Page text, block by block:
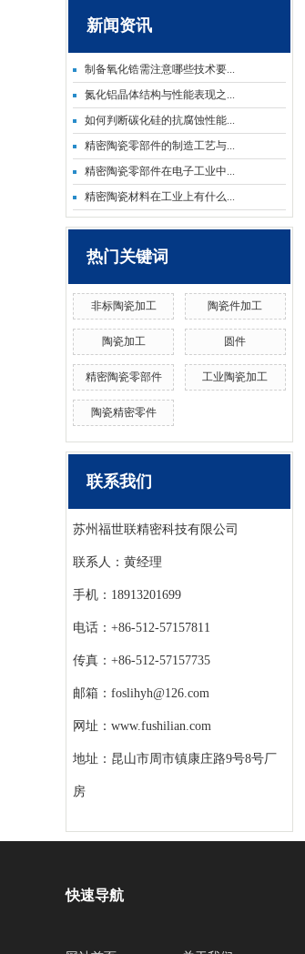
新闻资讯
制备氧化锆需注意哪些技术要...
氮化铝晶体结构与性能表现之...
如何判断碳化硅的抗腐蚀性能...
精密陶瓷零部件的制造工艺与...
精密陶瓷零部件在电子工业中...
精密陶瓷材料在工业上有什么...
热门关键词
非标陶瓷加工 陶瓷件加工
陶瓷加工 圆件
精密陶瓷零部件 工业陶瓷加工
陶瓷精密零件
联系我们
苏州福世联精密科技有限公司
联系人：黄经理
手机：18913201699
电话：+86-512-57157811
传真：+86-512-57157735
邮箱：foslihyh@126.com
网址：www.fushilian.com
地址：昆山市周市镇康庄路9号8号厂
房
快速导航